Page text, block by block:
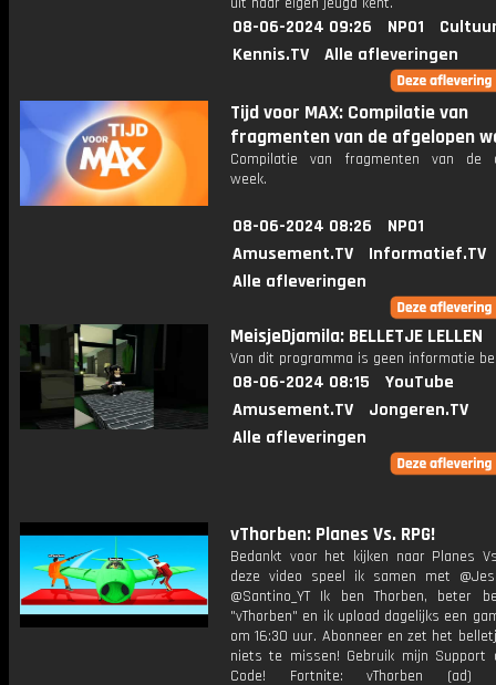
08-06-2024 09:26 NPO1
Kennis.TV
Alle afleveringen
Tijd voor MAX: Compilatie van
fragmenten van de afgelopen
Compilatie van fragmenten van de
week.
08-06-2024 08:26
NPO1
Amusement.TV
Informatief.TV
Alle afleveringen
MeisjeDjamila: BELLETJE LELLEN
Van dit programma is geen informatie
08-06-2024 08:15
YouTube
Amusement.TV
Jongeren.TV
Alle afleveringen
vThorben: Planes Vs. RPG!
Bedankt voor het kijken naar Planes
deze video speel ik samen met
@Santino_YT Ik ben Thorben, beter
"vThorben" en ik upload dagelijks een
om 16:30 uur. Abonneer en zet het
niets te missen! Gebruik mijn Support
Code! Fortnite: vThorben (ad)